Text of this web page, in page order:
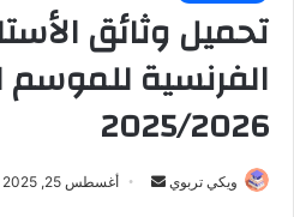
تحميل وثائق
الفرنسية للموسم
2025/2026
ويكي تربوي أغسطس 25, 2025